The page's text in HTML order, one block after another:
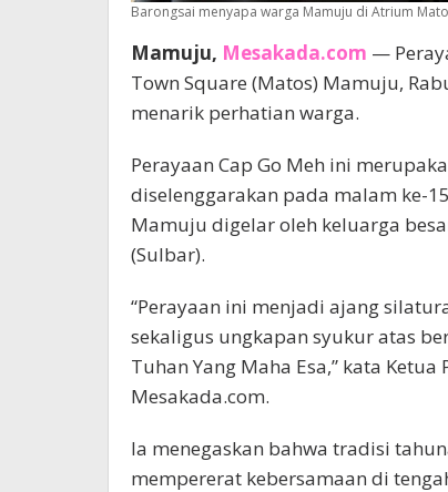
Barongsai menyapa warga Mamuju di Atrium
Mamuju, Mesakada.com —
Town Square (Matos) Mamuju,
menarik perhatian warga.
Perayaan Cap Go Meh ini
diselenggarakan pada malam ke-
Mamuju digelar oleh keluarga
(Sulbar).
“Perayaan ini menjadi ajang
sekaligus ungkapan syukur atas
Tuhan Yang Maha Esa,” kata
Mesakada.com.
Ia menegaskan bahwa tradisi
mempererat kebersamaan di